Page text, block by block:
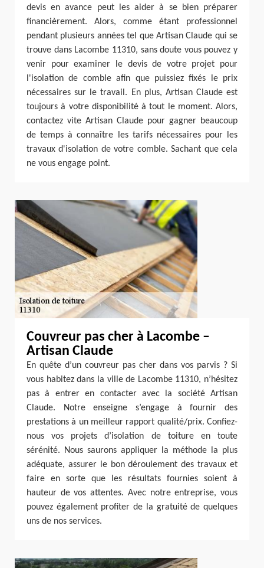
devis en avance peut les aider à se bien préparer
financièrement. Alors, comme étant professionnel
pendant plusieurs années tel que Artisan Claude qui se
trouve dans Lacombe 11310, sans doute vous pouvez y
venir pour examiner le devis de votre projet pour
l'isolation de comble afin que puissiez fixés le prix
nécessaires sur le travail. En plus, Artisan Claude est
toujours à votre disponibilité à tout le moment. Alors,
contactez vite Artisan Claude pour gagner beaucoup
de temps à connaître les tarifs nécessaires pour les
travaux d'isolation de votre comble. Sachant que cela
ne vous engage point.
Couvreur pas cher à Lacombe –
Artisan Claude
En quête d’un couvreur pas cher dans vos parvis ? Si
vous habitez dans la ville de Lacombe 11310, n’hésitez
pas à entrer en contacter avec la société Artisan
Claude. Notre enseigne s’engage à fournir des
prestations à un meilleur rapport qualité/prix. Confiez-
nous vos projets d’isolation de toiture en toute
sérénité. Nous saurons appliquer la méthode la plus
adéquate, assurer le bon déroulement des travaux et
faire en sorte que les résultats fournies soient à
hauteur de vos attentes. Avec notre entreprise, vous
pouvez également profiter de la gratuité de quelques
uns de nos services.